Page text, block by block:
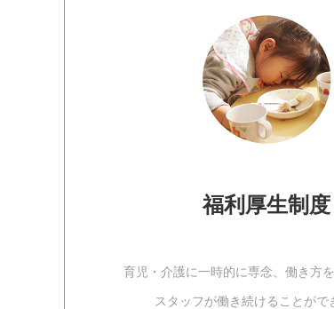
福利厚生制度
育児・介護に一時的に専念、働き方を
スタッフが働き続けることがで